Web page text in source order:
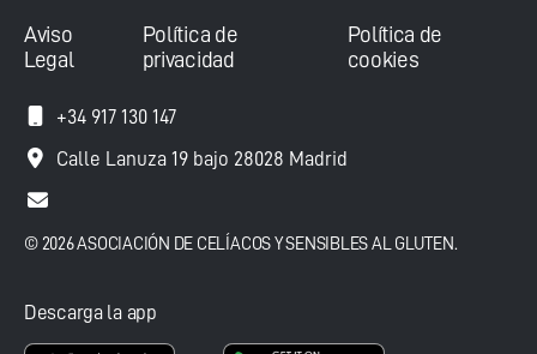
Aviso
Legal
Política de
privacidad
Política de
cookies
+34 917 130 147
Calle Lanuza 19 bajo 28028 Madrid
© 2026 ASOCIACIÓN DE CELÍACOS Y SENSIBLES AL GLUTEN.
Descarga la app